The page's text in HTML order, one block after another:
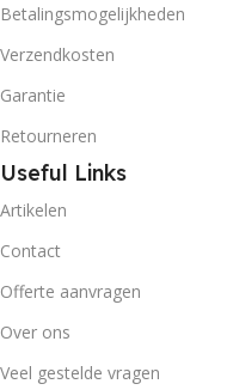
Betalingsmogelijkheden
Verzendkosten
Garantie
Retourneren
Useful Links
Artikelen
Contact
Offerte aanvragen
Over ons
Veel gestelde vragen